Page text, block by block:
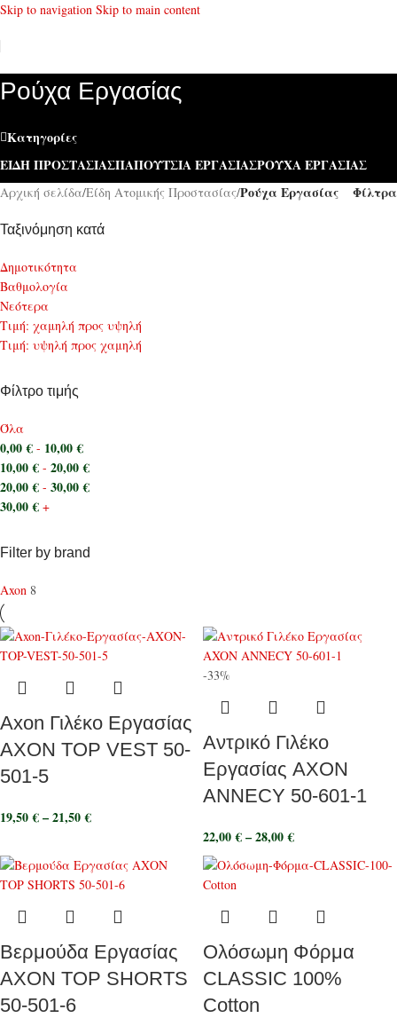
Skip to navigation Skip to main content
Ρούχα Εργασίας
Κατηγορίες
ΕΊΔΗ ΠΡΟΣΤΑΣΊΑΣΠΑΠΟΎΤΣΙΑ ΕΡΓΑΣΊΑΣΡΟΎΧΑ ΕΡΓΑΣΊΑΣ
Αρχική σελίδα/Είδη Ατομικής Προστασίας/Ρούχα Εργασίας Φίλτρα
Ταξινόμηση κατά
Δημοτικότητα
Bαθμολογία
Νεότερα
Τιμή: χαμηλή προς υψηλή
Τιμή: υψηλή προς χαμηλή
Φίλτρο τιμής
Όλα
0,00€ - 10,00€
10,00€ - 20,00€
20,00€ - 30,00€
30,00€ +
Filter by brand
Axon 8
Axon Γιλέκο Εργασίας
ΑΧΟΝ TOP VEST 50-
501-5
19,50€–21,50€
-33%
Αντρικό Γιλέκο
Εργασίας AXON
ANNECY 50-601-1
22,00€–28,00€
Βερμούδα Εργασίας
ΑΧΟΝ TOP SHORTS
50-501-6
Ολόσωμη Φόρμα
CLASSIC 100%
Cotton